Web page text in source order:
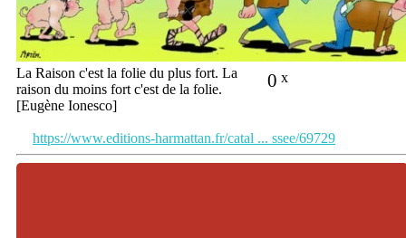
0 x
La Raison c'est la folie du plus fort. La
raison du moins fort c'est de la folie.
[Eugène Ionesco]
https://www.editions-harmattan.fr/catal ... ssee/69729